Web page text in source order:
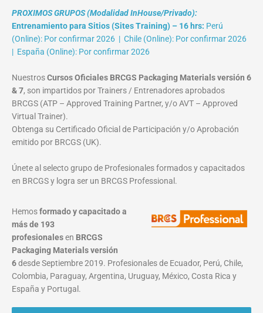
PROXIMOS GRUPOS (Modalidad InHouse/Privado):
Entrenamiento para Sitios (Sites Training) – 16 hrs: Perú
(Online): Por confirmar 2026 | Chile (Online): Por confirmar 2026
| España (Online): Por confirmar 2026
NuestrosCursos Oficiales BRCGS Packaging Materials versión 6
& 7, son impartidos por Trainers / Entrenadores aprobados
BRCGS (ATP – Approved Training Partner, y/o AVT – Approved
Virtual Trainer).
Obtenga su Certificado Oficial de Participación y/o Aprobación
emitido por BRCGS (UK).
Únete al selecto grupo de Profesionales formados y capacitados
en BRCGS y logra ser un BRCGS Professional.
Hemosformado y capacitado a
más de 193
profesionalesen BRCGS
Packaging Materialsversión
6desde Septiembre 2019. Profesionales de Ecuador, Perú, Chile,
Colombia, Paraguay, Argentina, Uruguay, México, Costa Rica y
España y Portugal.